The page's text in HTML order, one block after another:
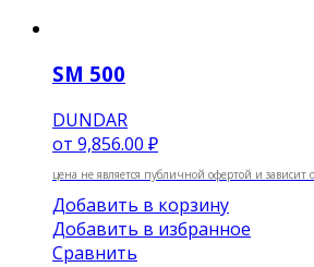
SM 500
DUNDAR
от 9,856.00 ₽
цена не является публичной офертой и зависит
Добавить в корзину
Добавить в избранное
Сравнить